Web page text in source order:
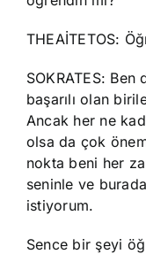
THEAİTETOS:
SOKRATES:
başarılı olan
Ancak her ne
olsa da çok
nokta beni her
seninle ve
istiyorum.
Sence bir şeyi